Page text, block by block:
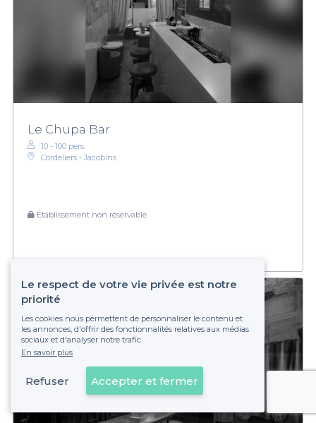
Le Chupa Bar
10 - 100 pers.
Cordeliers - Jacobins
Établissement non réservable
Voir sur la carte
Le respect de votre vie privée est notre
priorité
Les cookies nous permettent de personnaliser le contenu et
les annonces, d'offrir des fonctionnalités relatives aux médias
sociaux et d'analyser notre trafic.
En savoir plus
Refuser Accepter et fermer